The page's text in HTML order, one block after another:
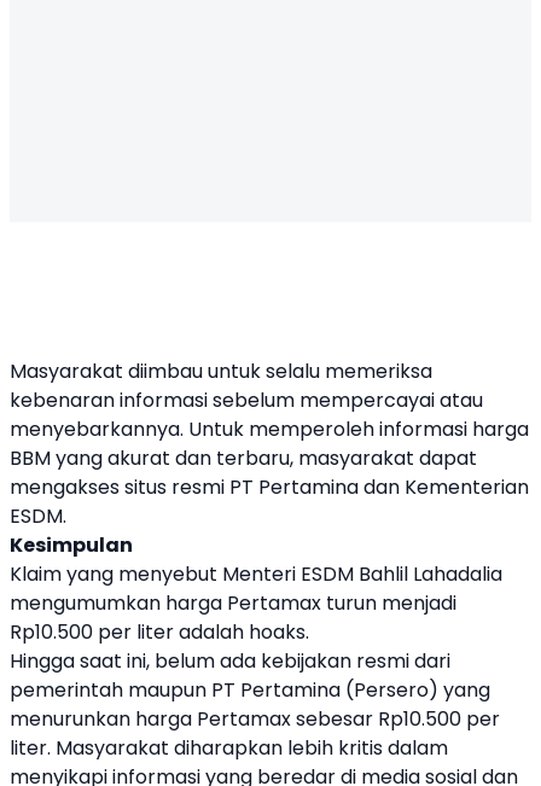
Masyarakat diimbau untuk selalu memeriksa
kebenaran informasi sebelum mempercayai atau
menyebarkannya. Untuk memperoleh informasi harga
BBM yang akurat dan terbaru, masyarakat dapat
mengakses situs resmi PT Pertamina dan Kementerian
ESDM.
Kesimpulan
Klaim yang menyebut Menteri ESDM Bahlil Lahadalia
mengumumkan harga Pertamax turun menjadi
Rp10.500 per liter adalah hoaks.
Hingga saat ini, belum ada kebijakan resmi dari
pemerintah maupun PT Pertamina (Persero) yang
menurunkan harga Pertamax sebesar Rp10.500 per
liter. Masyarakat diharapkan lebih kritis dalam
menyikapi informasi yang beredar di media sosial dan